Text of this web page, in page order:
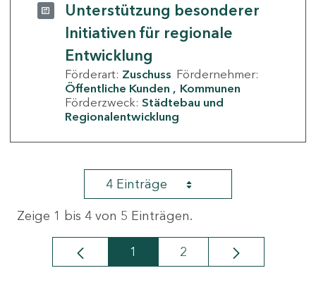
Unterstützung besonderer
Initiativen für regionale
Entwicklung
Förderart: Zuschuss Fördernehmer:
Öffentliche Kunden
Kommunen
Förderzweck: Städtebau und
Regionalentwicklung
4 Einträge
Zeige 1 bis 4 von 5 Einträgen.
Seite
1 Seite
2